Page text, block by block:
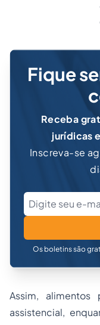
Fique
Receba
jurídicas
Inscreva-se
Os boletins são
Assim, alimentos
assistencial,